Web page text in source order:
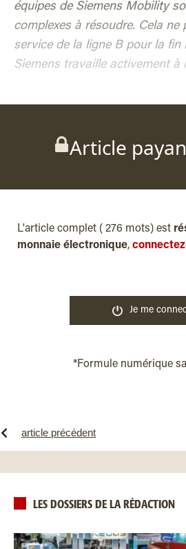
équipes de Siemens Mobility
complexes à résoudre. Cela ne
service de la ligne B pour la fin
Siemens travaille activement à
Article
L'article complet ( 276 mots) est
monnaie électronique,
Je me
*Formule numérique
article précédent
LES DOSSIERS DE LA RÉDACTION